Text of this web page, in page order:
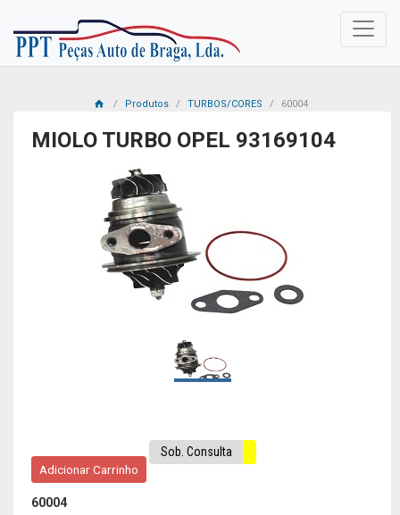
Produtos TURBOS/CORES 60004
MIOLO TURBO OPEL 93169104
Adicionar Carrinho
Sob. Consulta
60004